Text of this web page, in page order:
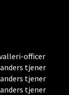
officer
tjener
tjener
tjener